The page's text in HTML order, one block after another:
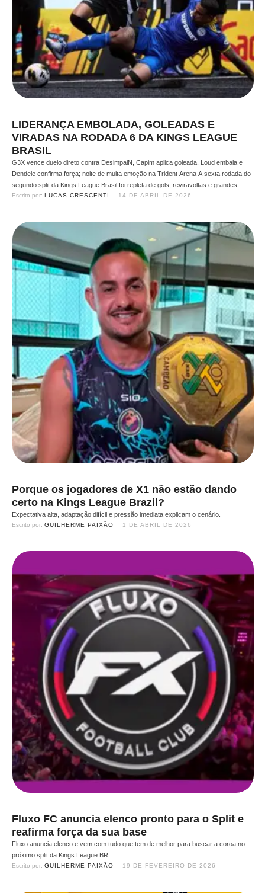
LIDERANÇA EMBOLADA, GOLEADAS E
VIRADAS NA RODADA 6 DA KINGS LEAGUE
BRASIL
G3X vence duelo direto contra DesimpaiN, Capim aplica goleada, Loud embala e
Dendele confirma força; noite de muita emoção na Trident Arena A sexta rodada do
segundo split da Kings League Brasil foi repleta de gols, reviravoltas e grandes
atuações. Cinco jogos movimentaram a Trident Arena na última segunda-feira (13),
Escrito por: LUCAS CRESCENTI 14 DE ABRIL DE 2026
Porque os jogadores de X1 não estão dando
certo na Kings League Brazil?
Expectativa alta, adaptação difícil e pressão imediata explicam o cenário.
Escrito por: GUILHERME PAIXÃO 1 DE ABRIL DE 2026
Fluxo FC anuncia elenco pronto para o Split e
reafirma força da sua base
Fluxo anuncia elenco e vem com tudo que tem de melhor para buscar a coroa no
próximo split da Kings League BR.
Escrito por: GUILHERME PAIXÃO 19 DE FEVEREIRO DE 2026